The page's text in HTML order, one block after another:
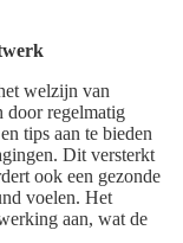
welzijn van
door regelmatig
tips aan te bieden
Dit versterkt
ook een gezonde
voelen. Het
aan, wat de